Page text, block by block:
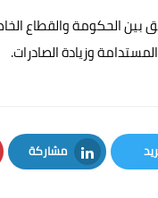
بين الحكومة والقطاع
مشاركة
LinkedIn